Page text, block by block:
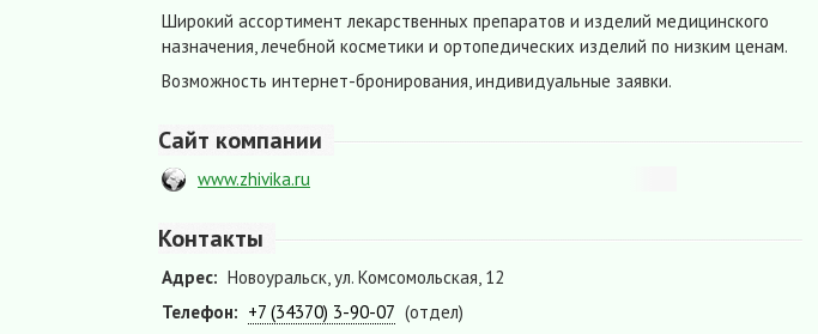
Широкий ассортимент лекарственных препаратов и изделий медицинского
назначения, лечебной косметики и ортопедических изделий по низким ценам.
Возможность интернет-бронирования, индивидуальные заявки.
Сайт компании
www.zhivika.ru
Контакты
Адрес: Новоуральск, ул. Комсомольская, 12
Телефон: +7 (34370) 3-90-07 (отдел)